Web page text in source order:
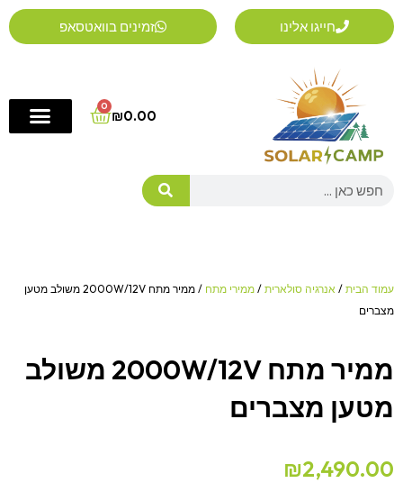
דילוג
לתוכן
חייגו אלינו זמינים בוואטסאפ
₪0.00
0
Cart
Search
עמוד הבית / אנרגיה סולארית / ממירי מתח
/ ממיר מתח 2000W/12V משולב מטען
מצברים
ממיר מתח 2000W/12V משולב
מטען מצברים
₪2,490.00